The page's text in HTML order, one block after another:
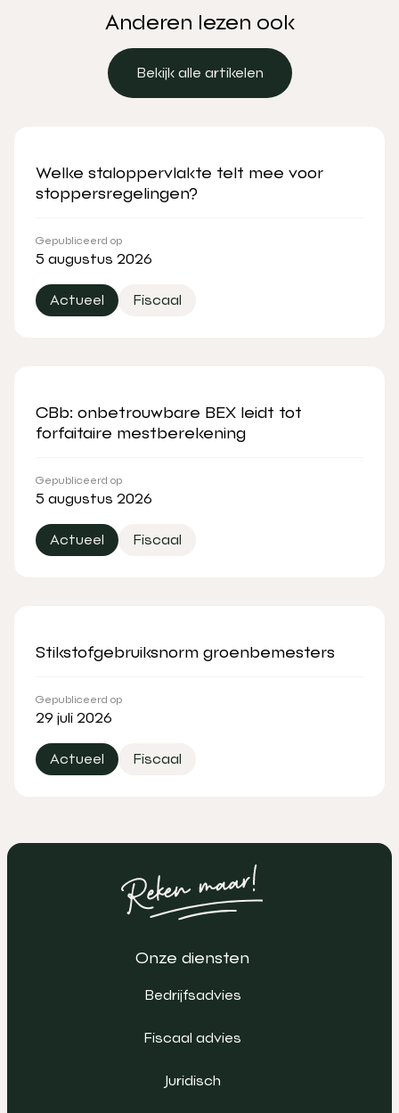
Anderen lezen ook
Bekijk alle artikelen
Welke staloppervlakte telt mee voor
stoppersregelingen?
Gepubliceerd op
5 augustus 2026
Actueel Fiscaal
CBb: onbetrouwbare BEX leidt tot
forfaitaire mestberekening
Gepubliceerd op
5 augustus 2026
Actueel Fiscaal
Stikstofgebruiksnorm groenbemesters
Gepubliceerd op
29 juli 2026
Actueel Fiscaal
Onze diensten
Bedrijfsadvies
Fiscaal advies
Juridisch